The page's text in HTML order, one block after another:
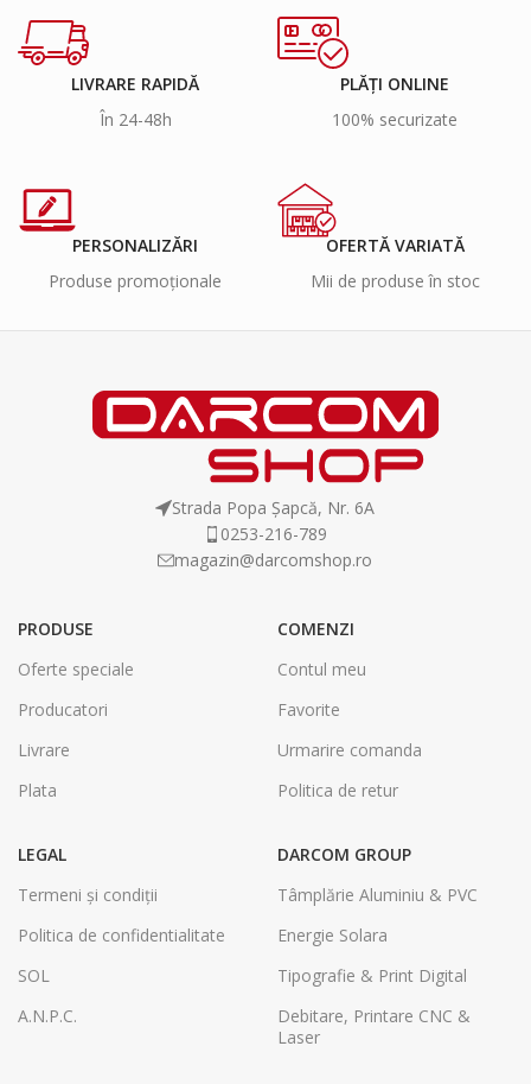
LIVRARE RAPIDĂ
În 24-48h
PLĂȚI ONLINE
100% securizate
PERSONALIZĂRI
Produse promoționale
OFERTĂ VARIATĂ
Mii de produse în stoc
Strada Popa Șapcă, Nr. 6A
0253-216-789
magazin@darcomshop.ro
PRODUSE
Oferte speciale
Producatori
Livrare
Plata
COMENZI
Contul meu
Favorite
Urmarire comanda
Politica de retur
LEGAL
Termeni și condiții
Politica de confidentialitate
SOL
A.N.P.C.
DARCOM GROUP
Tâmplărie Aluminiu & PVC
Energie Solara
Tipografie & Print Digital
Debitare, Printare CNC &
Laser